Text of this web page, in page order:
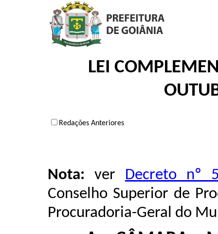
LEI
Redações Anteriores
Nota: ver Decreto nº
Conselho Superior de
Procuradoria-Geral do